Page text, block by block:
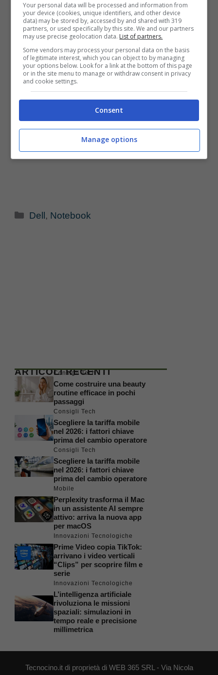
Categorie
Dell , Notebook
ARTICOLI RECENTI
Consigli Tech
Come costruire una beauty
routine efficace in pochi
passaggi
Consigli Tech
Scegliere la tariffa mobile
nel 2026: i fattori chiave
prima del cambio operatore
Consigli Tech
Scegliere la tariffa mobile
nel 2026: i fattori chiave
prima del cambio operatore
Mobile
Perplexity trasforma il Mac
in un assistente AI sempre
attivo: arriva la nuova app
per macOS
Innovazioni Tecnologiche
Prime Video copia TikTok:
arrivano i video verticali
“Clips” per scoprire film e
serie
Innovazioni Tecnologiche
L’intelligenza artificiale
rivoluziona le missioni
spaziali: simulazioni in
tempo reale e precisione
millimetrica
Tecnocino.it di proprietà di WEB 365 SRL - Via Nicola
Your personal data will be processed and information from
your device (cookies, unique identifiers, and other device
data) may be stored by, accessed by and shared with 319
partners, or used specifically by this site. We and our partners
may use precise geolocation data. List of partners.
Some vendors may process your personal data on the basis
of legitimate interest, which you can object to by managing
your options below. Look for a link at the bottom of this page
or in the site menu to manage or withdraw consent in privacy
and cookie settings.
Consent
Manage options